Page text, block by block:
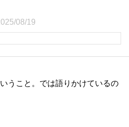
08/19
うこと。では語りかけているの